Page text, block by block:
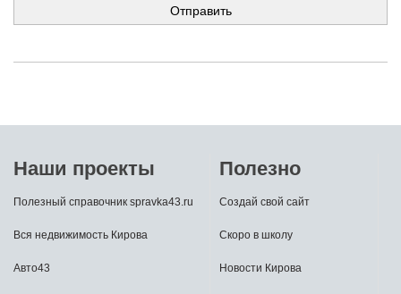
Наши проекты
Полезный справочник spravka43.ru
Вся недвижимость Кирова
Авто43
Полезно
Создай свой сайт
Скоро в школу
Новости Кирова